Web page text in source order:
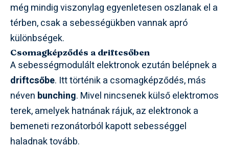
még mindig viszonylag egyenletesen oszlanak el a
térben, csak a sebességükben vannak apró
különbségek.
Csomagképződés a driftcsőben
A sebességmodulált elektronok ezután belépnek a
driftcsőbe. Itt történik a csomagképződés, más
néven bunching. Mivel nincsenek külső elektromos
terek, amelyek hatnának rájuk, az elektronok a
bemeneti rezonátorból kapott sebességgel
haladnak tovább.